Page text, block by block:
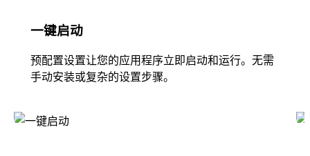
一键启动
预配置设置让您的应用程序立即启动和运行。无需
手动安装或复杂的设置步骤。